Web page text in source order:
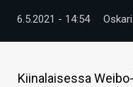
VIDEOT
TECHBBS
TIETOA
6.5.2021 - 14:54
Kiinalaisessa